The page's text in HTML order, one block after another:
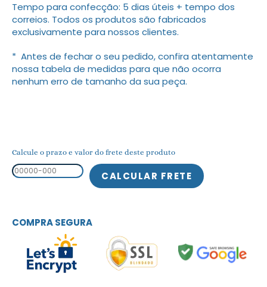
Tempo para confecção: 5 dias úteis + tempo dos
correios. Todos os produtos são fabricados
exclusivamente para nossos clientes.
* Antes de fechar o seu pedido, confira atentamente
nossa tabela de medidas para que não ocorra
nenhum erro de tamanho da sua peça.
Calcule o prazo e valor do frete deste produto
COMPRA SEGURA